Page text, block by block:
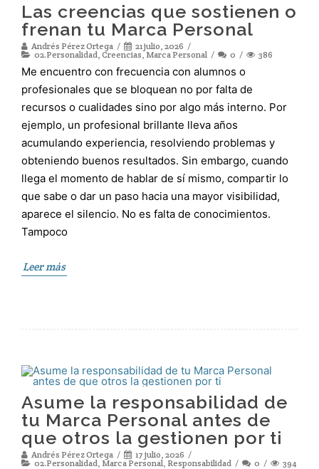
Las creencias que sostienen o
frenan tu Marca Personal
Andrés Pérez Ortega
21 julio, 2026
02.Personalidad, Creencias,Marca Personal 0 386
Me encuentro con frecuencia con alumnos o
profesionales que se bloquean no por falta de
recursos o cualidades sino por algo más interno. Por
ejemplo, un profesional brillante lleva años
acumulando experiencia, resolviendo problemas y
obteniendo buenos resultados. Sin embargo, cuando
llega el momento de hablar de sí mismo, compartir lo
que sabe o dar un paso hacia una mayor visibilidad,
aparece el silencio. No es falta de conocimientos.
Tampoco
Leer más
Asume la responsabilidad de
tu Marca Personal antes de
que otros la gestionen por ti
Andrés Pérez Ortega
17 julio, 2026
02.Personalidad, Marca Personal, Responsabilidad 0 394